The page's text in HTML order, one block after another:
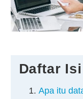
Kontak
Daftar Isi
Apa itu